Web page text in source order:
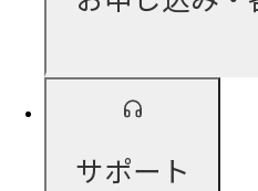
サポート